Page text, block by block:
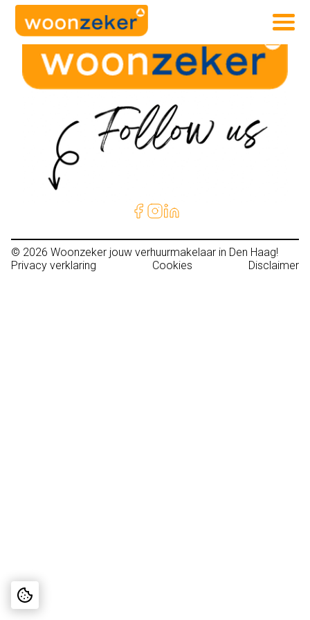
© 2026 Woonzeker jouw verhuurmakelaar in Den Haag!
Privacy verklaring
Cookies Disclaimer